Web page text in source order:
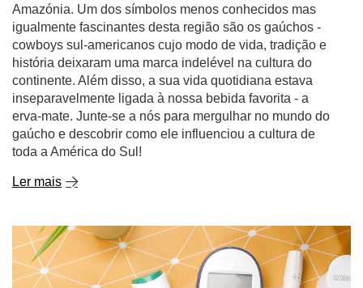
Amazónia. Um dos símbolos menos conhecidos mas
igualmente fascinantes desta região são os gaúchos -
cowboys sul-americanos cujo modo de vida, tradição e
história deixaram uma marca indelével na cultura do
continente. Além disso, a sua vida quotidiana estava
inseparavelmente ligada à nossa bebida favorita - a
erva-mate. Junte-se a nós para mergulhar no mundo do
gaúcho e descobrir como ele influenciou a cultura de
toda a América do Sul!
Ler mais